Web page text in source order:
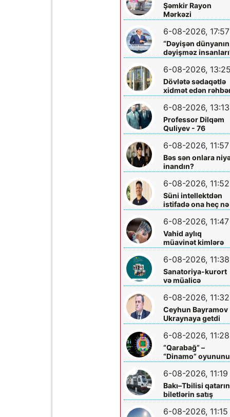
Şəmkir Rayon
Mərkəzi
Xəstəxanasının
həkimi Ceyhun
Rəsulov və arvadı
Arzu Əskərovanın
icra etdiyi mioma
əməliyyatından
sonra qadının
ölümü ilə bağlı
Şəmkir rayon
araşdırma aparılır
6-08-2026, 17:57
“Dəyişən dünyanın
dəyişməz
layihəsində...
6-08-2026, 13:25
Dövlətə sədaqətlə
xidmət edən
Şəmkir Elektrik
Şəbəkəsinin rəisi
Mehman Xəlilovun
fəaliyyəti
6-08-2026, 13:13
Professor Dilqəm
Quliyev - 76
6-08-2026, 11:57
Bəs sən onlara
inandın?
6-08-2026, 11:52
Süni intellektdən
istifadə ona heç nə
qazandırmadı...
6-08-2026, 11:47
Vahid aylıq
müavinət kimlərə
verilir? - Dövlət
Komitəsindən
açıqlama vahid-
ayliq-muavinet-
kimlere-verilir
6-08-2026, 11:38
Sanatoriya-kurort
və müalicə
mərkəzlərinə yola
salındılar
6-08-2026, 11:32
Ceyhun Bayramov
Ukraynaya getdi
6-08-2026, 11:28
“Qarabağ” –
“Dinamo”
biletləri satışa
çıxarılır
6-08-2026, 11:19
Bakı–Tbilisi
biletlərin satış
müddəti artırılır
6-08-2026, 11:15